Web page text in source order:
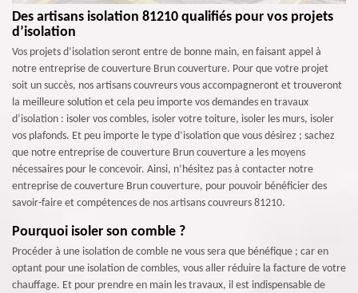
Des artisans isolation 81210 qualifiés pour vos projets
d’isolation
Vos projets d’isolation seront entre de bonne main, en faisant appel à
notre entreprise de couverture Brun couverture. Pour que votre projet
soit un succès, nos artisans couvreurs vous accompagneront et trouveront
la meilleure solution et cela peu importe vos demandes en travaux
d’isolation : isoler vos combles, isoler votre toiture, isoler les murs, isoler
vos plafonds. Et peu importe le type d’isolation que vous désirez ; sachez
que notre entreprise de couverture Brun couverture a les moyens
nécessaires pour le concevoir. Ainsi, n’hésitez pas à contacter notre
entreprise de couverture Brun couverture, pour pouvoir bénéficier des
savoir-faire et compétences de nos artisans couvreurs 81210.
Pourquoi isoler son comble ?
Procéder à une isolation de comble ne vous sera que bénéfique ; car en
optant pour une isolation de combles, vous aller réduire la facture de votre
chauffage. Et pour prendre en main les travaux, il est indispensable de